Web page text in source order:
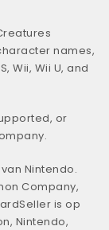
names,
Wii, Wii U, and
or
Nintendo.
Company,
is op
Nintendo,